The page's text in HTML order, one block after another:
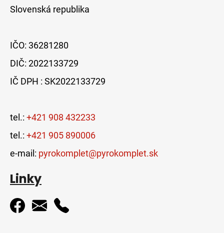
Slovenská republika
IČO: 36281280
DIČ: 2022133729
IČ DPH : SK2022133729
tel.: +421 908 432233
tel.: +421 905 890006
e-mail: pyrokomplet@pyrokomplet.sk
Linky